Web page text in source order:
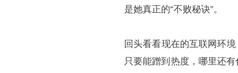
是她真正的“不败秘诀”。
回头看看现在的互联网环
只要能蹭到热度，哪里还